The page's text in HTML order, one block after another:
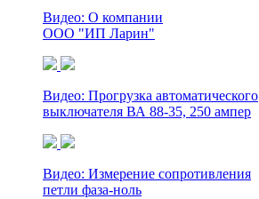
Видео: О компании
ООО "ИП Ларин"
Видео: Прогрузка автоматического
выключателя ВА 88-35, 250 ампер
Видео: Измерение сопротивления
петли фаза-ноль